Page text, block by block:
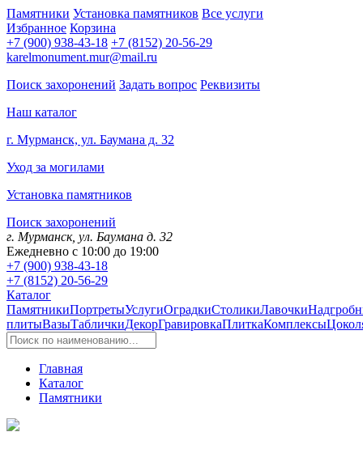
Памятники Установка памятников Все услуги
Избранное Корзина
+7 (900) 938-43-18 +7 (8152) 20-56-29
karelmonument.mur@mail.ru
Поиск захоронений Задать вопрос Реквизиты
Наш каталог
г. Мурманск, ул. Баумана д. 32
Уход за могилами
Установка памятников
Поиск захоронений
г. Мурманск, ул. Баумана д. 32
Ежедневно с 10:00 до 19:00
+7 (900) 938-43-18
+7 (8152) 20-56-29
Каталог
ПамятникиПортретыУслугиОградкиСтоликиЛавочки
плитыВазыТабличкиДекорГравировкаПлиткаКомплексы
Главная
Каталог
Памятники